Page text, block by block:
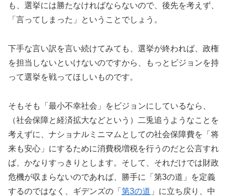
も、選挙には勝たなければならないので、後先を考えず、
「言ってしまった」ということでしょう。
下手な言い訳を言い続けてみても、選挙が終われば、政権
を担当しないといけないのですから、もっとビジョンを持
って選挙を戦ってほしいものです。
そもそも「最小不幸社会」をビジョンにしているなら、
（社会保障と経済拡大などという）二兎追うようなことを
考えずに、ナショナルミニマムとしての社会保障費を「将
来も安心」にするために消費税増税を行うのだと公言すれ
ば、かなりすっきりとします。そして、それだけでは財政
危機が収まらないのであれば、勝手に「第3の道」を定義
するのではなく、ギデンズの「 第3の道 」に立ち戻り、中